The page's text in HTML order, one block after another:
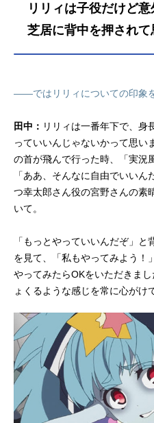
リリィは子役だけど
芝居に背中を押され
――ではリリィについての印象
田中： リリィは一番年下で、身
っていいんじゃないかって思い
の首が飛んで行った時、「実況
「ああ、そんなに自由でいい
つ幸太郎さん役の宮野さんの素
いて。
「もっとやっていいんだぞ」
を見て、「私もやってみよう！
やってみたらOKをいただきま
ょくるような感じを常に心がけ